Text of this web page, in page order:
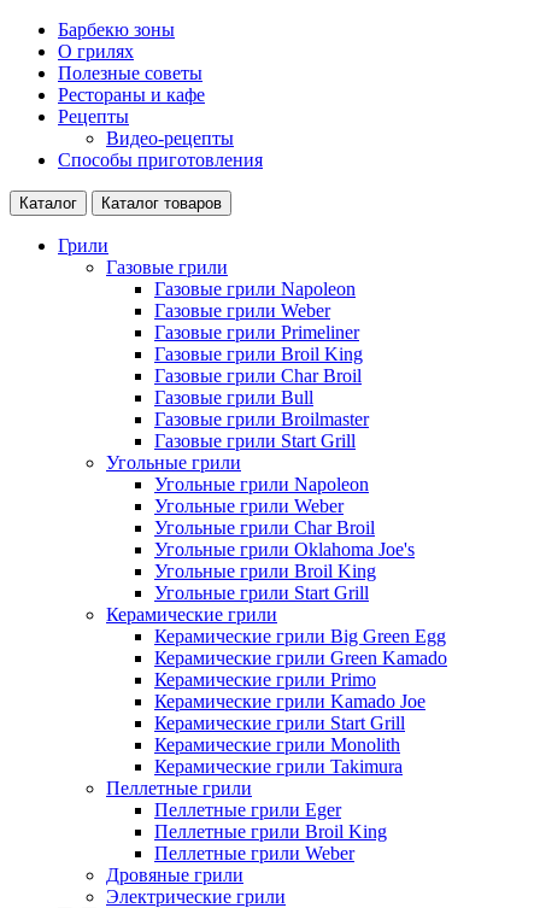
Барбекю зоны
О грилях
Полезные советы
Рестораны и кафе
Рецепты
Видео-рецепты
Способы приготовления
Каталог Каталог товаров
Грили
Газовые грили
Газовые грили Napoleon
Газовые грили Weber
Газовые грили Primeliner
Газовые грили Broil King
Газовые грили Char Broil
Газовые грили Bull
Газовые грили Broilmaster
Газовые грили Start Grill
Угольные грили
Угольные грили Napoleon
Угольные грили Weber
Угольные грили Char Broil
Угольные грили Oklahoma Joe's
Угольные грили Broil King
Угольные грили Start Grill
Керамические грили
Керамические грили Big Green Egg
Керамические грили Green Kamado
Керамические грили Primo
Керамические грили Kamado Joe
Керамические грили Start Grill
Керамические грили Monolith
Керамические грили Takimura
Пеллетные грили
Пеллетные грили Eger
Пеллетные грили Broil King
Пеллетные грили Weber
Дровяные грили
Электрические грили